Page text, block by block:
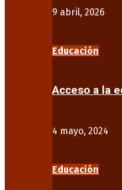
9 abril, 2026
Educación
Acceso a la
4 mayo, 2024
Educación